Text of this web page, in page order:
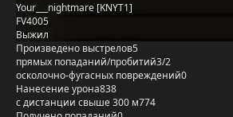
Your___nightmare [KNYT1]
FV4005
Выжил
Произведено выстрелов5
прямых попаданий/пробитий3/2
осколочно-фугасных повреждений0
Нанесение урона838
с дистанции свыше 300 м774